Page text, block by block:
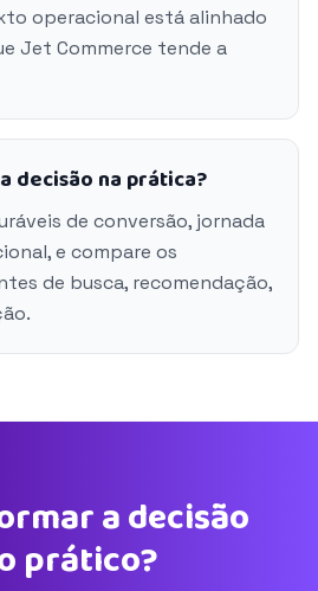
operacional está alinhado
Jet Commerce tende a
decisão na prática?
de conversão, jornada
e compare os
de busca, recomendação,
a decisão
prático?